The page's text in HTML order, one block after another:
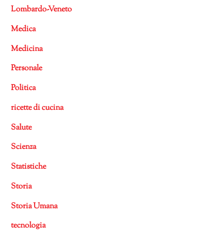
Lombardo-Veneto
Medica
Medicina
Personale
Politica
ricette di cucina
Salute
Scienza
Statistiche
Storia
Storia Umana
tecnologia